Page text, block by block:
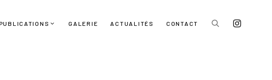
GALERIE ACTUALITÉS CONTACT